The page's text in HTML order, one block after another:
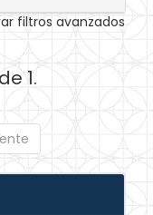
filtros avanzados
1.